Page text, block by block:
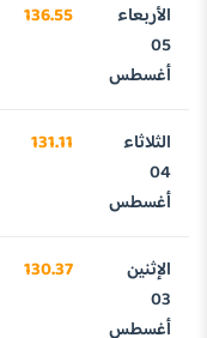
الأربعاء
05
أغسطس
136.55
الثلاثاء
04
أغسطس
131.11
الإثنين
03
أغسطس
130.37